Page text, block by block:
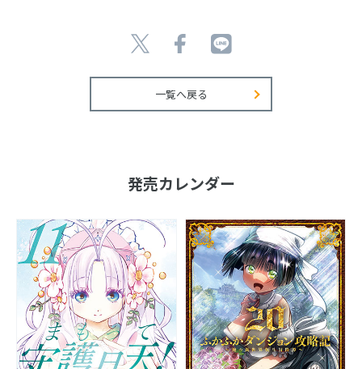
一覧へ戻る
発売カレンダー